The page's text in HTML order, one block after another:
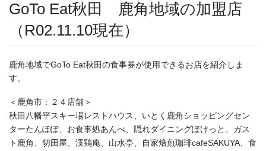
GoTo Eat秋田 鹿角地域の加盟店
（R02.11.10現在）
鹿角地域でGoTo Eat秋田の食事券が使用できるお店を紹介しま
す。
＜鹿角市：２４店舗＞
秋田八幡平スキー場レストハウス、いとく鹿角ショッピングセン
ターたんぽぽ、お食事処あんべ、隠れダイニングぽけっと、ガス
ト鹿角、切田屋、渓鶏庵、山水亭、自家焙煎珈琲cafeSAKUYA、食